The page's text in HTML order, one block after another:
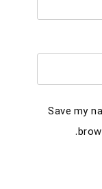
Save my